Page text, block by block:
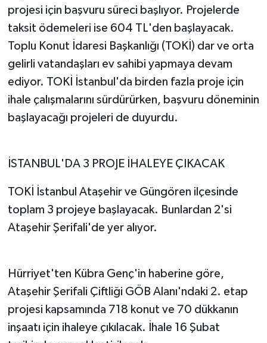
projesi için başvuru süreci başlıyor. Projelerde
taksit ödemeleri ise 604 TL'den başlayacak.
Toplu Konut İdaresi Başkanlığı (TOKİ) dar ve orta
gelirli vatandaşları ev sahibi yapmaya devam
ediyor. TOKİ İstanbul'da birden fazla proje için
ihale çalışmalarını sürdürürken, başvuru döneminin
başlayacağı projeleri de duyurdu.
İSTANBUL'DA 3 PROJE İHALEYE ÇIKACAK
TOKİ İstanbul Ataşehir ve Güngören ilçesinde
toplam 3 projeye başlayacak. Bunlardan 2'si
Ataşehir Şerifali'de yer alıyor.
Hürriyet'ten Kübra Genç'in haberine göre,
Ataşehir Şerifali Çiftliği GÖB Alanı'ndaki 2. etap
projesi kapsamında 718 konut ve 70 dükkanın
inşaatı için ihaleye çıkılacak. İhale 16 Şubat